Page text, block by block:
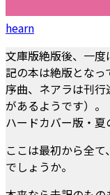
hearn
文庫版絶版後、一
記の本は絶版となっ
序曲、ネアラは刊
があるようです）。
ハードカバー版・夏
ここは最初から全
でしょうか。